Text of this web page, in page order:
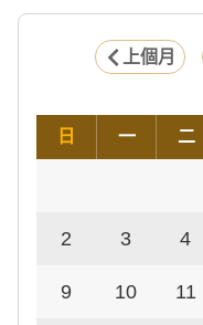
上個月
日 一 二
2 3 4
9 10 11